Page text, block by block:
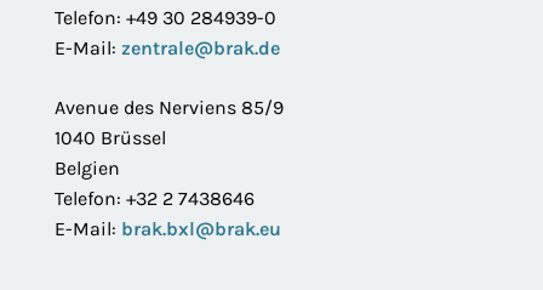
Telefon: +49 30 284939-0
E-Mail: zentrale@brak.de
Avenue des Nerviens 85/9
1040 Brüssel
Belgien
Telefon: +32 2 7438646
E-Mail: brak.bxl@brak.eu